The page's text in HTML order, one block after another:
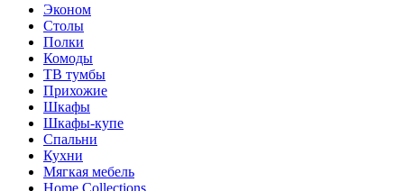
Эконом
Столы
Полки
Комоды
ТВ тумбы
Прихожие
Шкафы
Шкафы-купе
Спальни
Кухни
Мягкая мебель
Home Collections